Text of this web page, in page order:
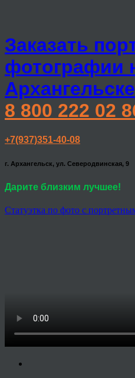
Заказать
фотографии
Архангельске
8 800 222 02
+7(937)351-40-08
г. Архангельск, ул. Северодвинская, 9
Дарите близким лучшее!
Статуэтка по фото с